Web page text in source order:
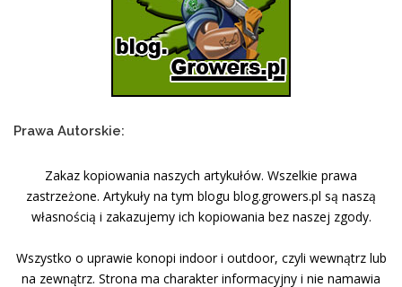
Prawa Autorskie:
Zakaz kopiowania naszych artykułów. Wszelkie prawa
zastrzeżone. Artykuły na tym blogu blog.growers.pl są naszą
własnością i zakazujemy ich kopiowania bez naszej zgody.
Wszystko o uprawie konopi indoor i outdoor, czyli wewnątrz lub
na zewnątrz. Strona ma charakter informacyjny i nie namawia